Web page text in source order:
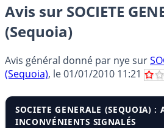
Avis sur SOCIETE
(Sequoia)
Avis général donné par nyesur
(Sequoia), le01/01/2010 11:21
SOCIETE GENERALE (SEQUOIA) :
INCONVÉNIENTS SIGNALÉS